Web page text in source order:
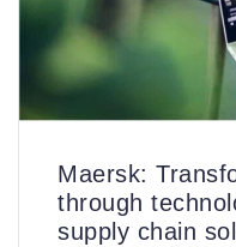
Maersk:
through
supply chain